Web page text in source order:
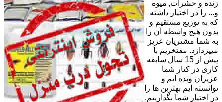
زنده و حشرات, میوه
و... را در اختیار داشته
که به توزیع مستقیم و
بدون هیچ واسطه آن را
به شما مشتریان عزیز
میپردازد. مفتخریم با
پیش از 15 سال سابقه
کاری در کنار شما
عزیزان وبده ایم و
توانسته ایم بهترین ها را
در اختیار شما بگذارییم.